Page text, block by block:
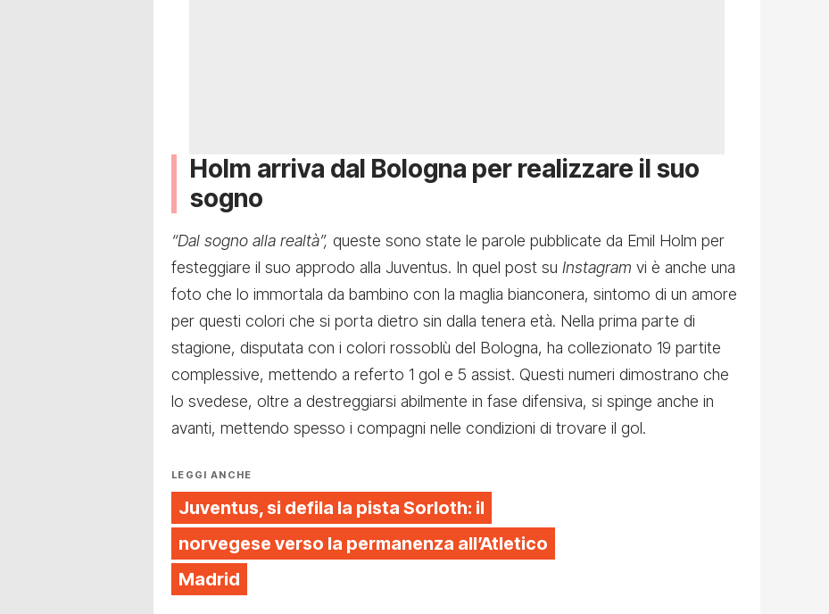
Holm arriva dal Bologna per realizzare il suo
sogno
“Dal sogno alla realtà”, queste sono state le parole pubblicate da Emil Holm per
festeggiare il suo approdo alla Juventus. In quel post su Instagram vi è anche una
foto che lo immortala da bambino con la maglia bianconera, sintomo di un amore
per questi colori che si porta dietro sin dalla tenera età. Nella prima parte di
stagione, disputata con i colori rossoblù del Bologna, ha collezionato 19 partite
complessive, mettendo a referto 1 gol e 5 assist. Questi numeri dimostrano che
lo svedese, oltre a destreggiarsi abilmente in fase difensiva, si spinge anche in
avanti, mettendo spesso i compagni nelle condizioni di trovare il gol.
LEGGI ANCHE
Juventus, si defila la pista Sorloth: il
norvegese verso la permanenza all’Atletico
Madrid